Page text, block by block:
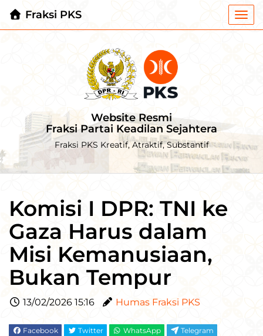
Fraksi PKS
Website Resmi
Fraksi Partai Keadilan Sejahtera
Fraksi PKS Kreatif, Atraktif, Substantif
Komisi I DPR: TNI ke
Gaza Harus dalam
Misi Kemanusiaan,
Bukan Tempur
13/02/2026 15:16 Humas Fraksi PKS
Facebook Twitter WhatsApp Telegram